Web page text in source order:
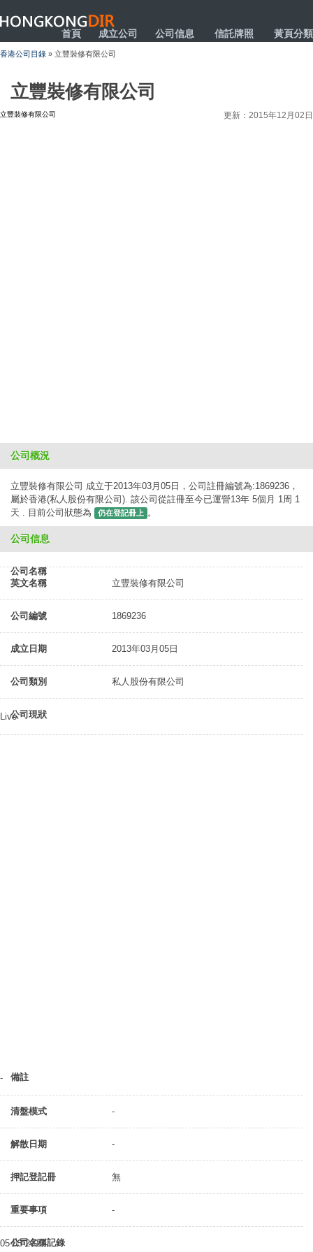
HONGKONGDIR
首頁 成立公司 公司信息 信託牌照 黃頁分類
香港公司目錄 » 立豐裝修有限公司
立豐裝修有限公司
立豐裝修有限公司 更新：2015年12月02日
公司概況
立豐裝修有限公司 成立于2013年03月05日，公司註冊編號為:1869236，
屬於香港(私人股份有限公司). 該公司從註冊至今已運營13年 5個月 1周 1
天 . 目前公司狀態為
仍在登記冊上 。
公司信息
公司名稱
英文名稱
立豐裝修有限公司
公司編號 1869236
成立日期 2013年03月05日
公司類別 私人股份有限公司
公司現狀
Live
備註
-
清盤模式 -
解散日期 -
押記登記冊 無
重要事項 -
公司名稱記錄
05-03-2013